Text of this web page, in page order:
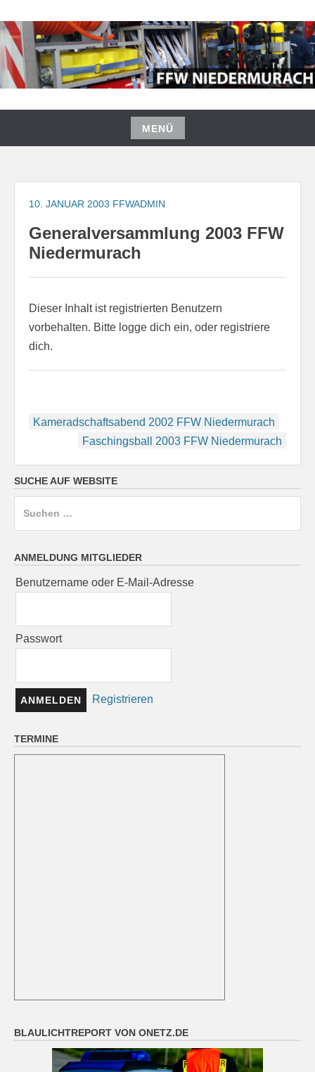
Inhalt
springen
FREIWILLIGE FEUERWEHR
NIEDERMURACH
MENÜ
Zum
springen
10. JANUAR 2003 FFWADMIN
Generalversammlung 2003 FFW
Niedermurach
Dieser Inhalt ist registrierten Benutzern
vorbehalten. Bitte logge dich ein, oder registriere
dich.
Beitragsnavigation
Kameradschaftsabend 2002 FFW Niedermurach
Faschingsball 2003 FFW Niedermurach
SUCHE AUF WEBSITE
ANMELDUNG MITGLIEDER
Benutzername oder E-Mail-Adresse
Passwort
Registrieren
TERMINE
BLAULICHTREPORT VON ONETZ.DE